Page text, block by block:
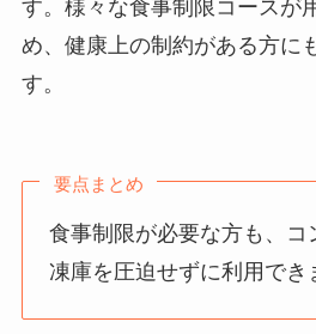
す。様々な食事制限コースが
め、健康上の制約がある方に
す。
要点まとめ
食事制限が必要な方も、コ
凍庫を圧迫せずに利用でき